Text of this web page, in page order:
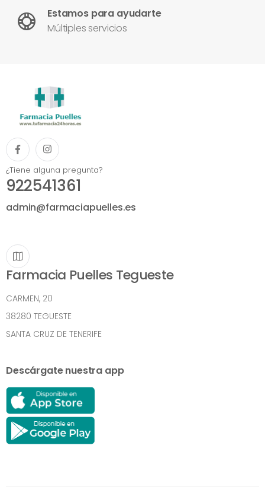
Estamos para ayudarte
Múltiples servicios
¿Tiene alguna pregunta?
922541361
admin@farmaciapuelles.es
Farmacia Puelles Tegueste
CARMEN, 20
38280 TEGUESTE
SANTA CRUZ DE TENERIFE
Descárgate nuestra app